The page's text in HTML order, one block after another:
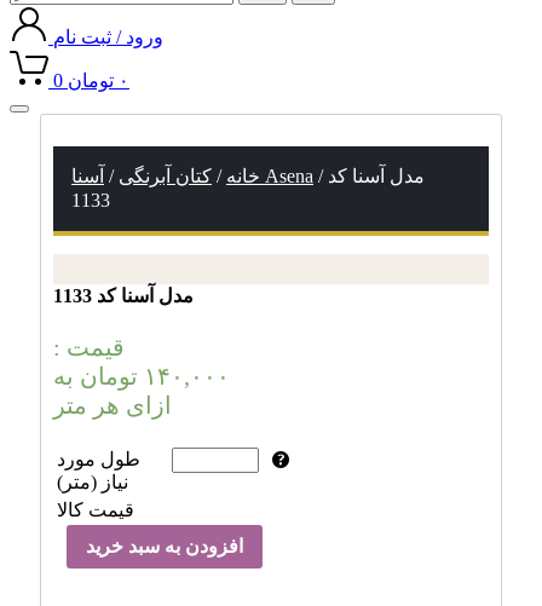
ورود / ثبت نام
0 ۰ تومان
Toggle
خانه / کتان آبرنگی / آسنا Asena / مدل آسنا کد
1133
مدل آسنا کد 1133
قیمت :
۱۴۰,۰۰۰ تومان به
ازای هر متر
طول مورد
نیاز (متر)
قیمت کالا
افزودن به سبد خرید